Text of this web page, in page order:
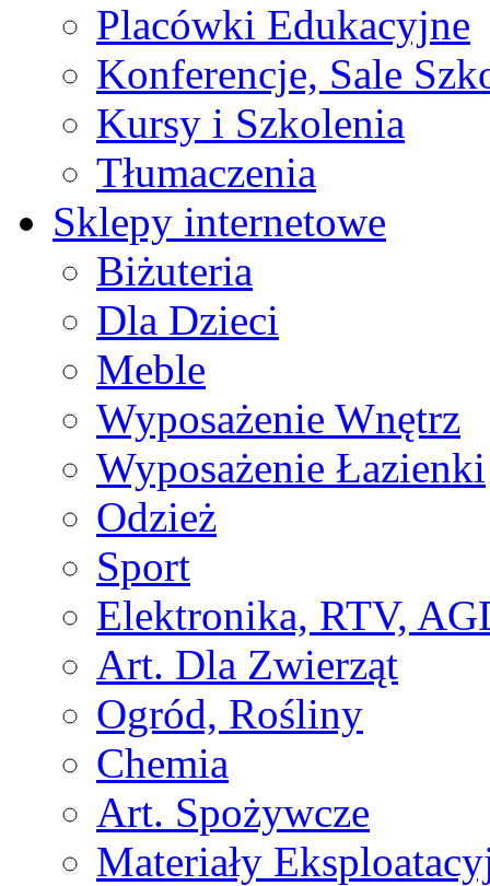
Placówki Edukacyjne
Konferencje, Sale
Kursy i Szkolenia
Tłumaczenia
Sklepy internetowe
Biżuteria
Dla Dzieci
Meble
Wyposażenie Wnętrz
Wyposażenie Łazienki
Odzież
Sport
Elektronika, RTV,
Art. Dla Zwierząt
Ogród, Rośliny
Chemia
Art. Spożywcze
Materiały